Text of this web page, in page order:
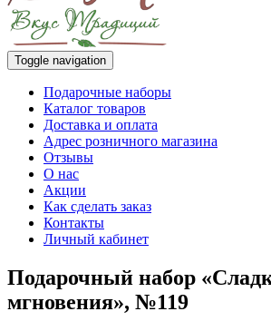
Toggle navigation
Подарочные наборы
Каталог товаров
Доставка и оплата
Адрес розничного магазина
Отзывы
О нас
Акции
Как сделать заказ
Контакты
Личный кабинет
Подарочный набор
мгновения», №119